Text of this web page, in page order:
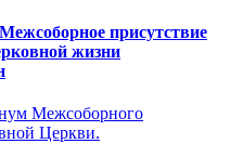
присутствие
жизни
Межсоборного
Церкви.